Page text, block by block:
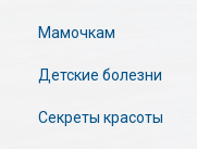
Мамочкам
Детские болезни
Секреты красоты